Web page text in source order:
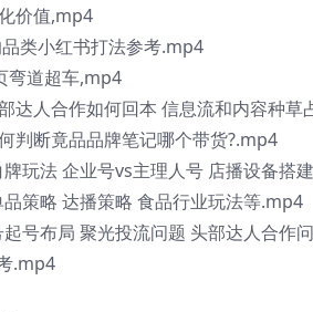
价值,mp4
类小红书打法参考.mp4
弯道超车,mp4
人合作如何回本 信息流和内容种草
断竟品品牌笔记哪个带货?.mp4
玩法 企业号vs主理人号 店播设备搭
策略 达播策略 食品行业玩法等.mp4
号布局 聚光投流问题 头部达人合作
.mp4